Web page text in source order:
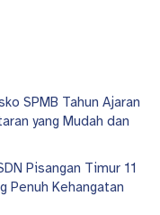
SPMB Tahun Ajaran
yang Mudah dan
Pisangan Timur 11
Penuh Kehangatan